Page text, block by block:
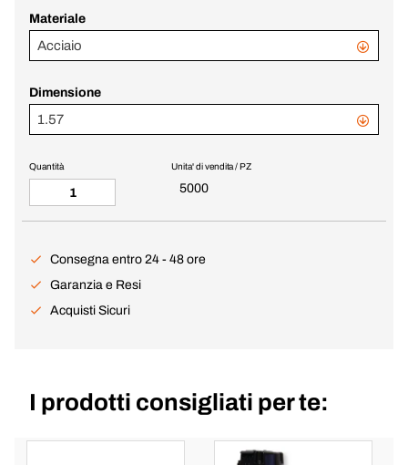
Materiale
Acciaio
Dimensione
1.57
Unita' di vendita / PZ
5000
Quantità
Consegna entro 24 - 48 ore
Garanzia e Resi
Acquisti Sicuri
I prodotti consigliati per te: